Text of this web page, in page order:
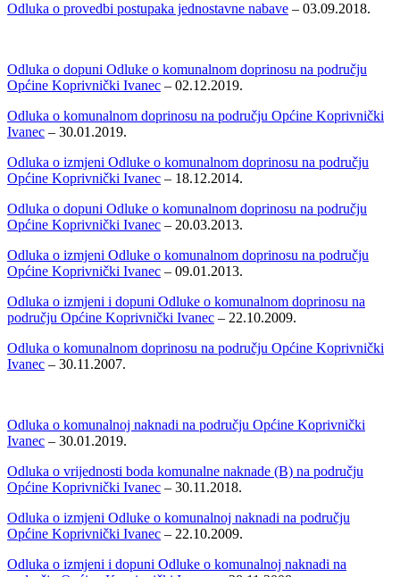
Odluka o provedbi postupaka jednostavne nabave – 03.09.2018.
Odluka o dopuni Odluke o komunalnom doprinosu na području
Općine Koprivnički Ivanec – 02.12.2019.
Odluka o komunalnom doprinosu na području Općine Koprivnički
Ivanec – 30.01.2019.
Odluka o izmjeni Odluke o komunalnom doprinosu na području
Općine Koprivnički Ivanec – 18.12.2014.
Odluka o dopuni Odluke o komunalnom doprinosu na području
Općine Koprivnički Ivanec – 20.03.2013.
Odluka o izmjeni Odluke o komunalnom doprinosu na području
Općine Koprivnički Ivanec – 09.01.2013.
Odluka o izmjeni i dopuni Odluke o komunalnom doprinosu na
području Općine Koprivnički Ivanec – 22.10.2009.
Odluka o komunalnom doprinosu na području Općine Koprivnički
Ivanec – 30.11.2007.
Odluka o komunalnoj naknadi na području Općine Koprivnički
Ivanec – 30.01.2019.
Odluka o vrijednosti boda komunalne naknade (B) na području
Općine Koprivnički Ivanec – 30.11.2018.
Odluka o izmjeni Odluke o komunalnoj naknadi na području
Općine Koprivnički Ivanec – 22.10.2009.
Odluka o izmjeni i dopuni Odluke o komunalnoj naknadi na